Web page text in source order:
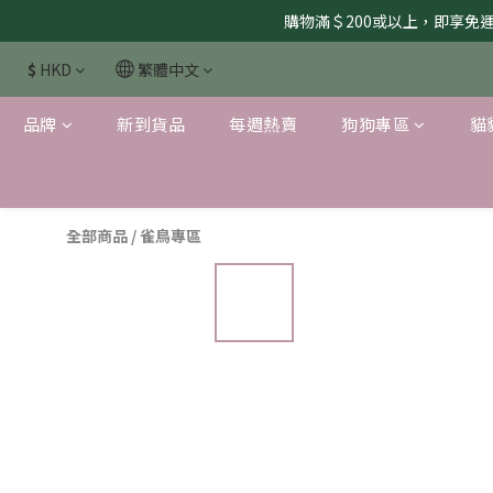
購物滿＄200或以上，即享免
$ HKD 繁體中文
品牌 新到貨品 每週熱賣 狗狗專區 貓
全部商品 /雀鳥專區